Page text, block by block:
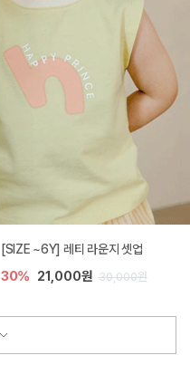
[SIZE ~6Y] 레티 라운지 셋업
30% 21,000원 30,000원